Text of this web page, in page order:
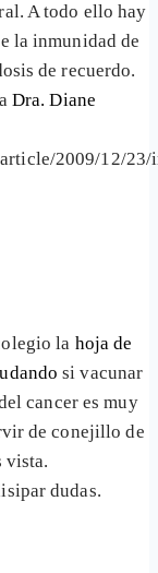
A todo ello hay
la inmunidad de
de recuerdo.
Dra. Diane
2009/12/
la hoja de
si vacunar
cancer es muy
de conejillo de
vista.
dudas.